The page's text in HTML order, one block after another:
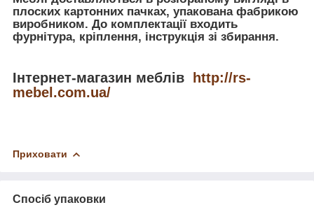
плоских картонних пачках, упакована фабрикою
виробником. До комплектації входить
фурнітура, кріплення, інструкція зі збирання.
Інтернет-магазин меблів
http://rs-
mebel.com.ua/
Приховати
Спосіб упаковки